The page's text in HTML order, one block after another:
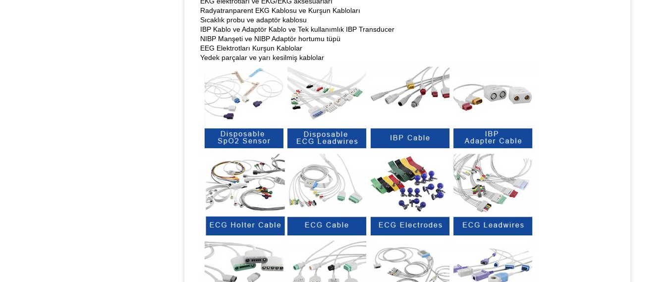
Radyatranparent EKG Kablosu ve Kurşun Kabloları
Sıcaklık probu ve adaptör kablosu
IBP Kablo ve Adaptör Kablo ve Tek kullanımlık IBP Transducer
NIBP Manşeti ve NIBP Adaptör hortumu tüpü
EEG Elektrotları Kurşun Kablolar
Yedek parçalar ve yarı kesilmiş kablolar